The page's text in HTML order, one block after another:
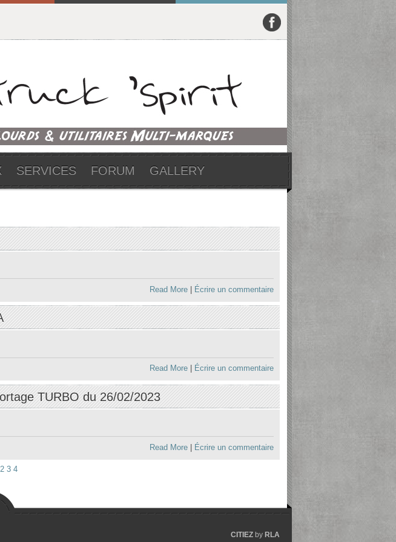
SERVICES FORUM GALLERY
Read More| Écrire un commentaire
Read More| Écrire un commentaire
TURBO du 26/02/2023
Read More| Écrire un commentaire
2 3 4
CITIEZ by RLA